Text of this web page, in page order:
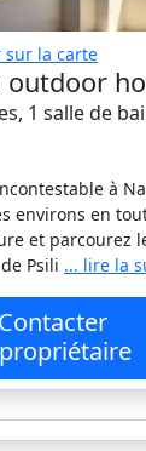
sur la carte
outdoor
1 salle de
à
environs en
et parcourez
Psili ... lire la
Contacter